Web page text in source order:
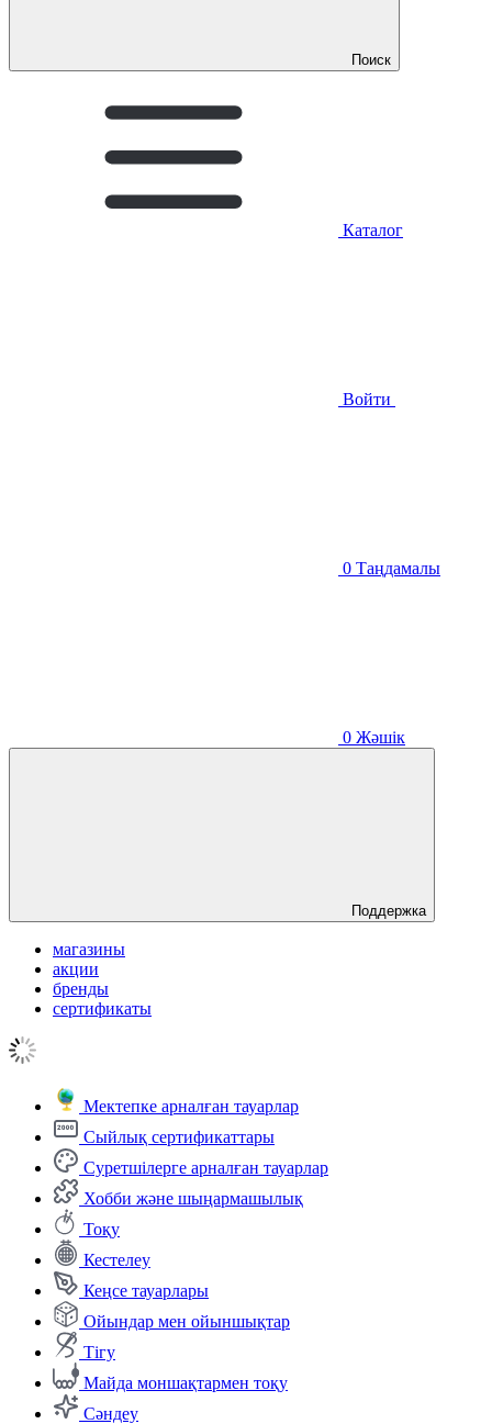
Поиск
Каталог
Войти
0 Таңдамалы
0 Жәшік
Поддержка
магазины
акции
бренды
сертификаты
Мектепке арналған тауарлар
Сыйлық сертификаттары
Суретшілерге арналған тауарлар
Хобби және шыңармашылық
Тоқу
Кестелеу
Кеңсе тауарлары
Ойындар мен ойыншықтар
Тігу
Майда моншақтармен тоқу
Сәндеу